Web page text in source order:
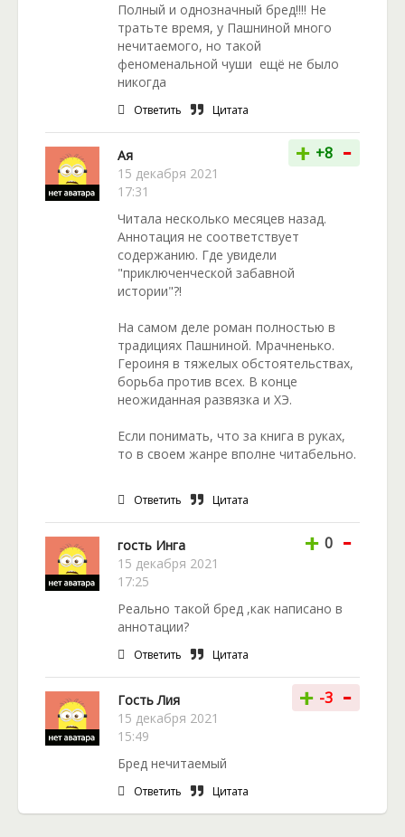
Полный и однозначный бред!!!! Не
тратьте время, у Пашниной много
нечитаемого, но такой
феноменальной чуши ещё не было
никогда
Ответить Цитата
Ая
15 декабря 2021
17:31
+ +8 -
Читала несколько месяцев назад.
Аннотация не соответствует
содержанию. Где увидели
"приключенческой забавной
истории"?!
На самом деле роман полностью в
традициях Пашниной. Мрачненько.
Героиня в тяжелых обстоятельствах,
борьба против всех. В конце
неожиданная развязка и ХЭ.
Если понимать, что за книга в руках,
то в своем жанре вполне читабельно.
Ответить Цитата
гость Инга
15 декабря 2021
17:25
+ 0 -
Реально такой бред ,как написано в
аннотации?
Ответить Цитата
Гость Лия
15 декабря 2021
15:49
+ -3 -
Бред нечитаемый
Ответить Цитата